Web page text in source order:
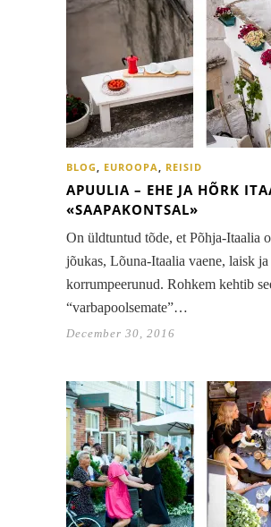
BLOG, EUROOPA, REISID
APUULIA – EHE JA HÕRK
«SAAPAKONTSAL»
On üldtuntud tõde, et Põhja-Itaalia
jõukas, Lõuna-Itaalia vaene, laisk ja
korrumpeerunud. Rohkem kehtib
“varbapoolsemate”…
December 30, 2016